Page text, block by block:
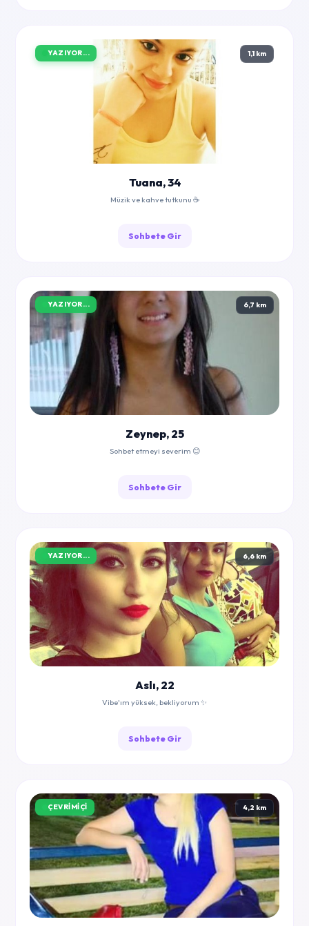
YAZIYOR... 1,1 km
Tuana, 34
Müzik ve kahve tutkunu ☕
Sohbete Gir
YAZIYOR... 6,7 km
Zeynep, 25
Sohbet etmeyi severim 😊
Sohbete Gir
YAZIYOR... 6,6 km
Aslı, 22
Vibe'ım yüksek, bekliyorum ✨
Sohbete Gir
ÇEVRIMIÇI 4,2 km